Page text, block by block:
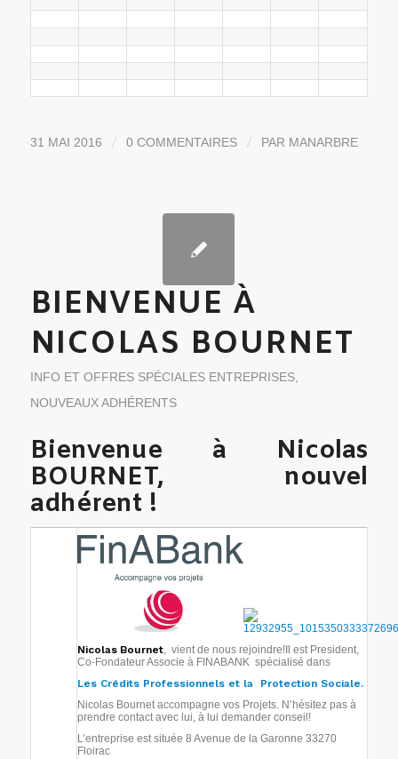
31 MAI 2016 / 0 COMMENTAIRES / PAR MANARBRE
BIENVENUE À
NICOLAS BOURNET
INFO ET OFFRES SPÉCIALES ENTREPRISES,
NOUVEAUX ADHÉRENTS
Bienvenue à Nicolas
BOURNET, nouvel
adhérent !
Nicolas Bournet, vient de nous rejoindre!Il est President,
Co-Fondateur Associe à FINABANK spécialisé dans
Les Crédits Professionnels et la Protection Sociale.
Nicolas Bournet accompagne vos Projets. N’hésitez pas à
prendre contact avec lui, à lui demander conseil!
L’entreprise est située 8 Avenue de la Garonne 33270
Floirac